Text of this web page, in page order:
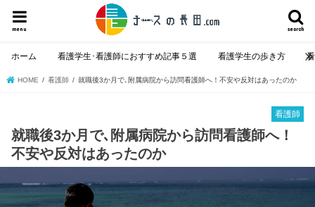
search
menu
ホーム 看護学生･看護師におすすめ記事５選 看護学生の歩き方
HOME 看護師 就職後3か月で､附属病院から訪問看護師へ！不安や反対はあったのか
看護師
就職後3か月で､附属病院から訪問看護師へ！
不安や反対はあったのか